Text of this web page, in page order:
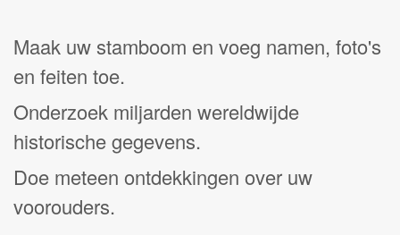
Maak uw stamboom en voeg namen, foto's
en feiten toe.
Onderzoek miljarden wereldwijde
historische gegevens.
Doe meteen ontdekkingen over uw
voorouders.